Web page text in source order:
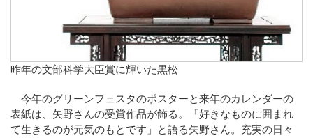
昨年の文部科学大臣賞に輝いた黒松
今年のグリーンフェスタのポスターと来年のカレンダーの
表紙は、矢野さんの受賞作品が飾る。「好きなものに囲まれ
て生きるのが元気のもとです」と語る矢野さん。充実の日々